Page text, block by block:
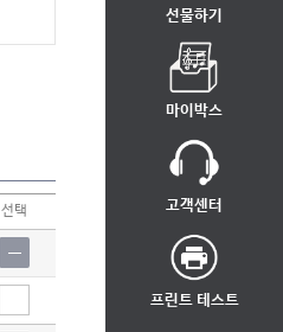
선택
선물하기
마이박스
고객센터
프린트 테스트